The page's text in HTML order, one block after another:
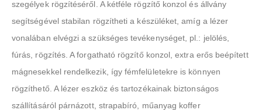
szegélyek rögzítéséről. A kétféle rögzítő konzol és állvány
segítségével stabilan rögzítheti a készüléket, amíg a lézer
vonalában elvégzi a szükséges tevékenységet, pl.: jelölés,
fúrás, rögzítés. A forgatható rögzítő konzol, extra erős beépített
mágnesekkel rendelkezik, így fémfelületekre is könnyen
rögzíthető. A lézer eszköz és tartozékainak biztonságos
szállításáról párnázott, strapabíró, műanyag koffer